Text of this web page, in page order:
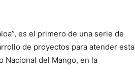
es el primero de una serie de
de proyectos para atender esta
Nacional del Mango, en la